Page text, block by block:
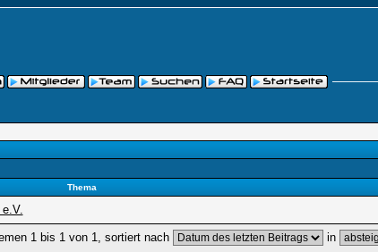
Thema
1 bis 1 von 1, sortiert nach in